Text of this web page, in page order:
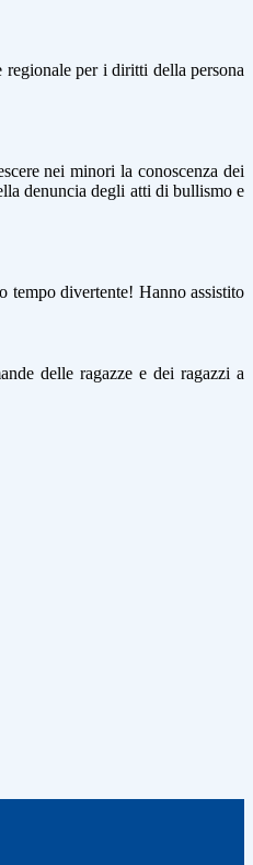
regionale per i diritti della persona
nei minori la conoscenza dei
denuncia degli atti di bullismo e
tempo divertente! Hanno assistito
delle ragazze e dei ragazzi a